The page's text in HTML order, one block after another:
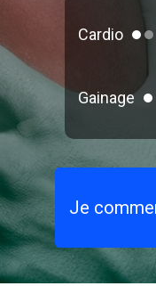
Cardio
Gainage
Je